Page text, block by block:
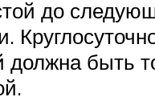
до
должна быть